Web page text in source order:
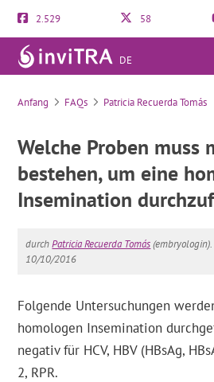
2.529 58
DE
Anfang FAQs Patricia Recuerda Tomás
Welche Proben muss
bestehen, um eine
Insemination
durchPatricia Recuerda Tomás(embryologin).
10/10/2016
Folgende Untersuchungen
homologen Insemination
negativ für HCV, HBV (HBsAg,
2, RPR.